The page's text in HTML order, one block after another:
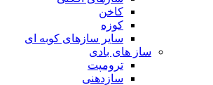
کاخن
کوزه
سایر سازهای کوبه ای
ساز های بادی
ترومپت
سازدهنی